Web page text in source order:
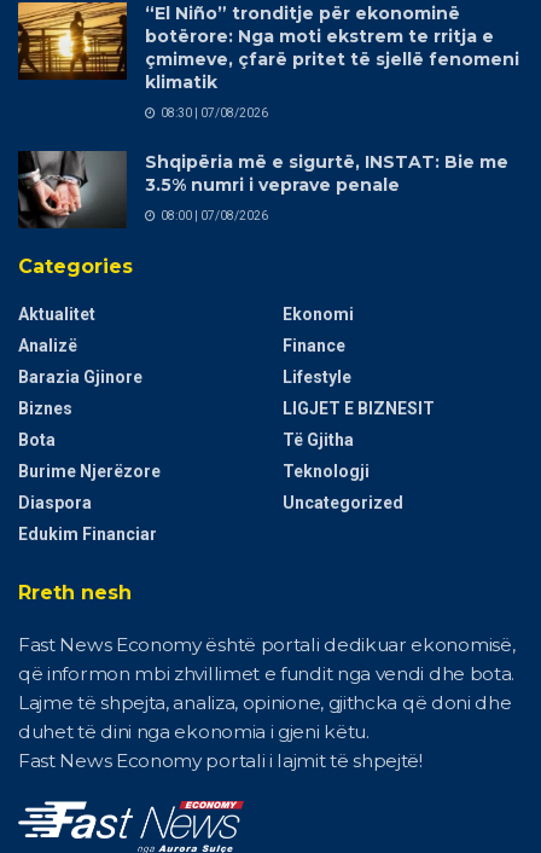
“El Niño” tronditje për ekonominë
botërore: Nga moti ekstrem te rritja e
çmimeve, çfarë pritet të sjellë fenomeni
klimatik
08:30 | 07/08/2026
Shqipëria më e sigurtë, INSTAT: Bie me
3.5% numri i veprave penale
08:00 | 07/08/2026
Categories
Aktualitet
Analizë
Barazia Gjinore
Biznes
Bota
Burime Njerëzore
Diaspora
Edukim Financiar
Ekonomi
Finance
Lifestyle
LIGJET E BIZNESIT
Të Gjitha
Teknologji
Uncategorized
Rreth nesh
Fast News Economy është portali dedikuar ekonomisë,
që informon mbi zhvillimet e fundit nga vendi dhe bota.
Lajme të shpejta, analiza, opinione, gjithcka që doni dhe
duhet të dini nga ekonomia i gjeni këtu.
Fast News Economy portali i lajmit të shpejtë!